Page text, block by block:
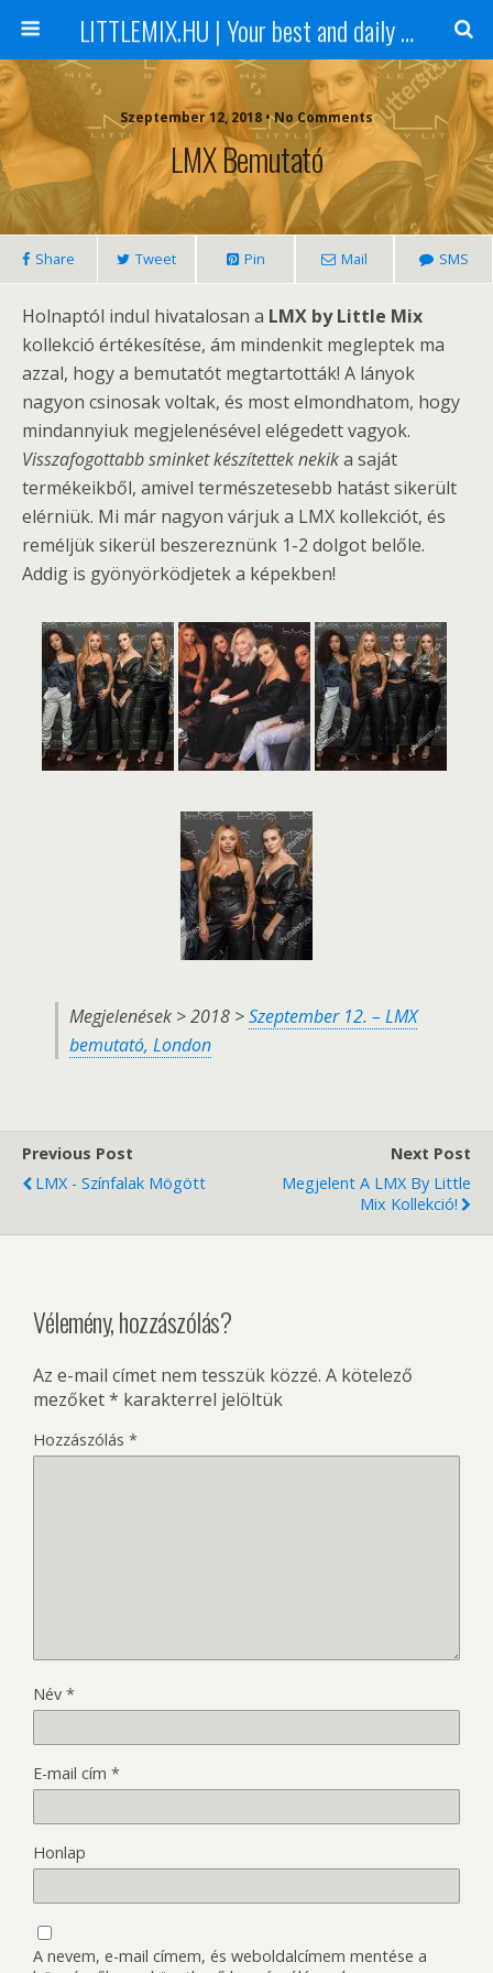
LITTLEMIX.HU | Your best and daily updated fansite about Little Mix
Szeptember 12, 2018 • No Comments
LMX Bemutató
Share Tweet Pin Mail SMS
Holnaptól indul hivatalosan a LMX by Little Mix
kollekció értékesítése, ám mindenkit megleptek ma
azzal, hogy a bemutatót megtartották! A lányok
nagyon csinosak voltak, és most elmondhatom, hogy
mindannyiuk megjelenésével elégedett vagyok.
Visszafogottabb sminket készítettek nekika saját
termékeikből, amivel természetesebb hatást sikerült
elérniük. Mi már nagyon várjuk a LMX kollekciót, és
reméljük sikerül beszereznünk 1-2 dolgot belőle.
Addig is gyönyörködjetek a képekben!
Megjelenések > 2018 >Szeptember 12. – LMX
bemutató, London
Previous Post
LMX - Színfalak Mögött
Next Post
Megjelent A LMX By Little
Mix Kollekció!
Vélemény, hozzászólás?
Az e-mail címet nem tesszük közzé. A kötelező
mezőket* karakterrel jelöltük
Hozzászólás *
Név *
E-mail cím *
Honlap
A nevem, e-mail címem, és weboldalcímem mentése a